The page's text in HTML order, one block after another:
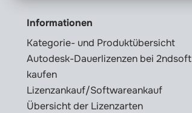
Informationen
Kategorie- und Produktübersicht
Autodesk-Dauerlizenzen bei 2ndsoft
kaufen
Lizenzankauf/Softwareankauf
Übersicht der Lizenzarten